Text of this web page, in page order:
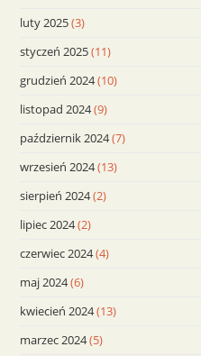
luty 2025(3)
styczeń 2025(11)
grudzień 2024(10)
listopad 2024(9)
październik 2024(7)
wrzesień 2024(13)
sierpień 2024(2)
lipiec 2024(2)
czerwiec 2024(4)
maj 2024(6)
kwiecień 2024(13)
marzec 2024(5)